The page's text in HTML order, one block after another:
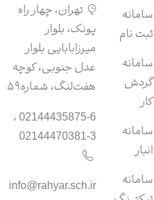
سامانه‌
ثبت نام
سامانه
گردش
کار
سامانه‌
انبار
سامانه‌
تهران، چهار راه
پونک، بلوار
میرزابابایی بلوار
عدل جنوبی، کوچه
هفت‌لنگ، شماره۵۹
02144435875-6 ،
02144470381-3
info@rahyar.sch.ir